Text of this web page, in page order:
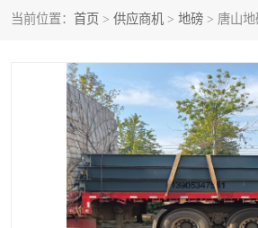
当前位置： 首页 > 供应商机 > 地磅 > 唐山
地磅传感器 废纸
烘干机 食品
装载机电子秤 输送
半自动输送机 全自